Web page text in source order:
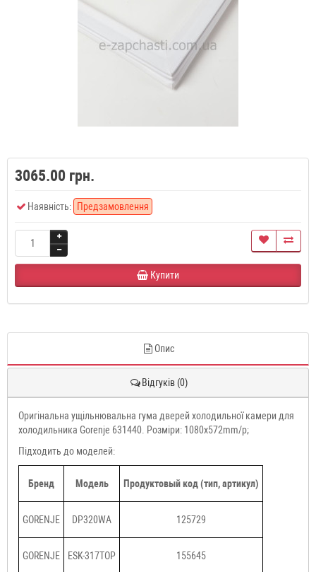
3065.00 грн.
Наявність: Предзамовлення
Купити
Опис
Відгуків (0)
Оригінальна ущільнювальна гума дверей холодильної камери для
холодильника Gorenje 631440. Розміри: 1080x572mm/p;
Підходить до моделей:
Бренд Модель Продуктовый код (тип, артикул)
GORENJE DP320WA 125729
GORENJE ESK-317TOP 155645